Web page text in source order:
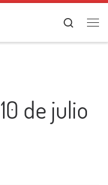
Search
10 de julio